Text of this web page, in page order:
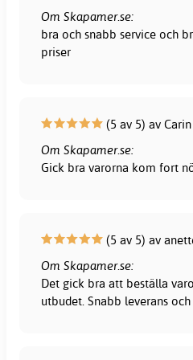
Om Skapamer.se:
bra och snabb service och
priser
(5 av 5) av
Om Skapamer.se:
Gick bra varorna kom fort
(5 av 5) av
Om Skapamer.se:
Det gick bra att beställa
utbudet. Snabb leverans